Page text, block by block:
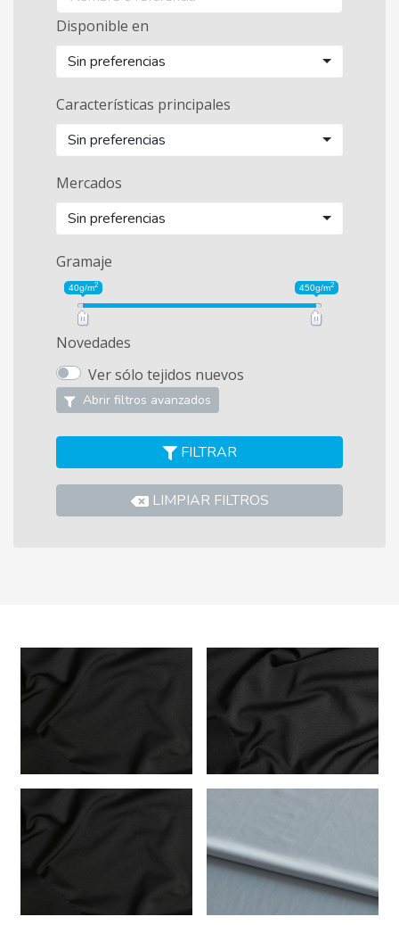
Disponible en
Sin preferencias
Características principales
Sin preferencias
Mercados
Sin preferencias
Gramaje
40g/m2 450g/m2
Novedades
Ver sólo tejidos nuevos
Abrir filtros avanzados
FILTRAR
LIMPIAR FILTROS